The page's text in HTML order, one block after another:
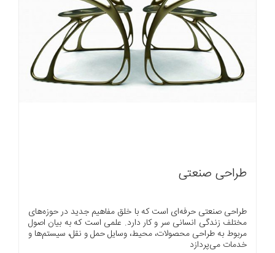
طراحی صنعتی
طراحی صنعتی حرفه‌ای است که با خلق مفاهیم جدید در حوزه‌های
مختلف زندگی انسانی سر و کار دارد. علمی است که به بیان اصول
مربوط به طراحی محصولات، محيط، وسایل حمل و نقل، سیستم‌ها و
خدمات می‌پردازد